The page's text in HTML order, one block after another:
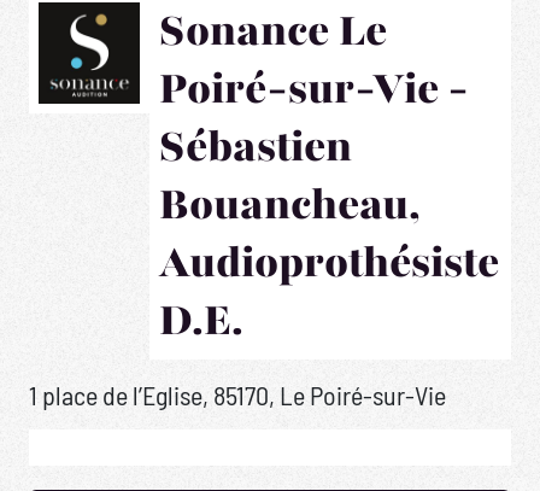
Sonance Le
Poiré-sur-Vie -
Sébastien
Bouancheau,
Audioprothésiste
D.E.
1 place de l’Eglise, 85170, Le Poiré-sur-Vie